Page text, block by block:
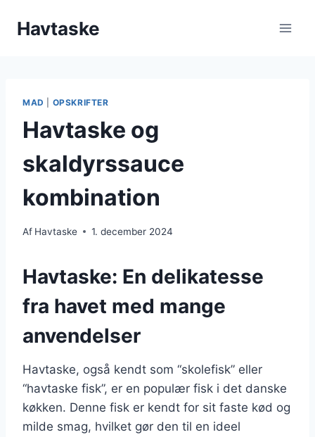
Havtaske
MAD OPSKRIFTER
Havtaske og
skaldyrssauce
kombination
Af Havtaske 1. december 2024
Havtaske: En delikatesse
fra havet med mange
anvendelser
Havtaske, også kendt som “skolefisk” eller
“havtaske fisk”, er en populær fisk i det danske
køkken. Denne fisk er kendt for sit faste kød og
milde smag, hvilket gør den til en ideel